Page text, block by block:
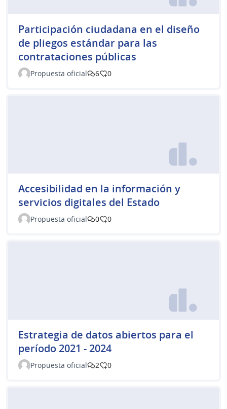
Participación ciudadana en el diseño
de pliegos estándar para las
contrataciones públicas
Propuesta oficial 6 0
Accesibilidad en la información y
servicios digitales del Estado
Propuesta oficial 0 0
Estrategia de datos abiertos para el
período 2021 - 2024
Propuesta oficial 2 0